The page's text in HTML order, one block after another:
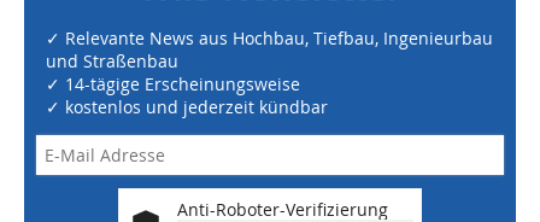
✓ Relevante News aus Hochbau, Tiefbau, Ingenieurbau
und Straßenbau
✓ 14-tägige Erscheinungsweise
✓ kostenlos und jederzeit kündbar
Anti-Roboter-Verifizierung